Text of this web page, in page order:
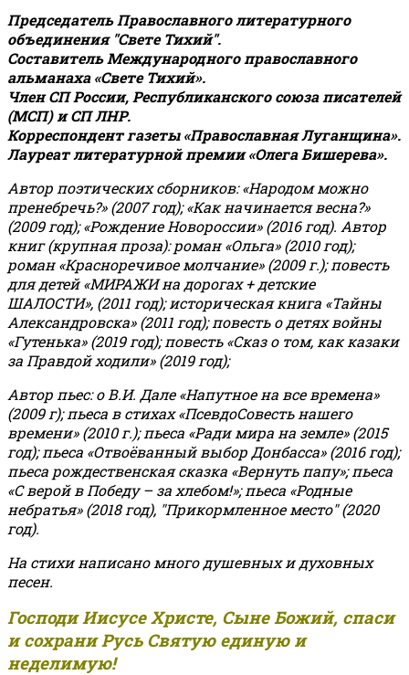
Председатель Православного литературного
объединения "Свете Тихий".
Составитель Международного православного
альманаха «Свете Тихий».
Член СП России, Республиканского союза писателей
(МСП) и СП ЛНР.
Корреспондент газеты «Православная Луганщина».
Лауреат литературной премии «Олега Бишерева».
Автор поэтических сборников: «Народом можно
пренебречь?» (2007 год); «Как начинается весна?»
(2009 год); «Рождение Новороссии» (2016 год). Автор
книг (крупная проза): роман «Ольга» (2010 год);
роман «Красноречивое молчание» (2009 г.); повесть
для детей «МИРАЖИ на дорогах + детские
ШАЛОСТИ», (2011 год); историческая книга «Тайны
Александровска» (2011 год); повесть о детях войны
«Гутенька» (2019 год); повесть «Сказ о том, как казаки
за Правдой ходили» (2019 год);
Автор пьес: о В.И. Дале «Напутное на все времена»
(2009 г); пьеса в стихах «ПсевдоСовесть нашего
времени» (2010 г.); пьеса «Ради мира на земле» (2015
год); пьеса «Отвоёванный выбор Донбасса» (2016 год);
пьеса рождественская сказка «Вернуть папу»; пьеса
«С верой в Победу – за хлебом!»;пьеса «Родные
небратья» (2018 год), "Прикормленное место" (2020
год).
На стихи написано много душевных и духовных
песен.
Господи Иисусе Христе, Сыне Божий, спаси
и сохрани Русь Святую единую и
неделимую!